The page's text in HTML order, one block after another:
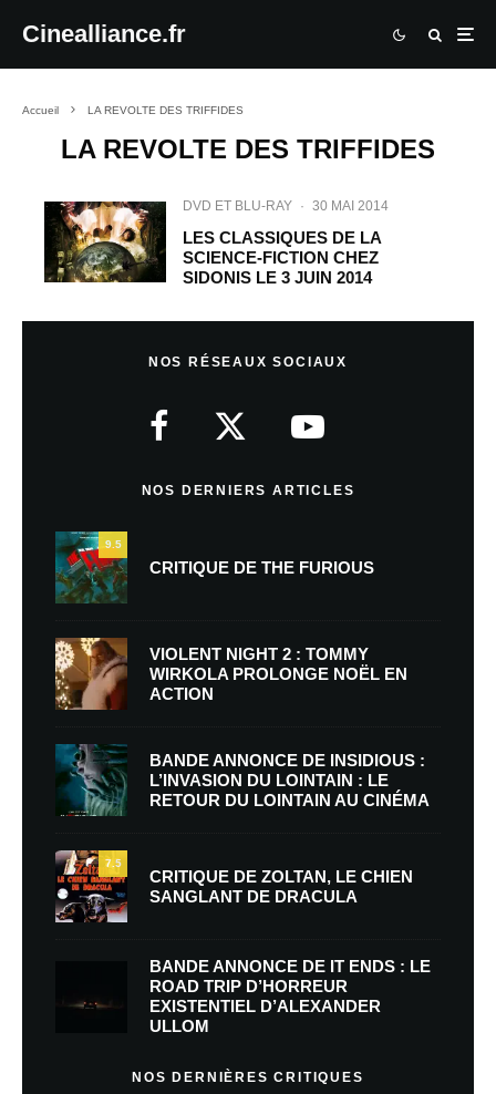
Cinealliance.fr
Accueil LA REVOLTE DES TRIFFIDES
LA REVOLTE DES TRIFFIDES
DVD ET BLU-RAY · 30 MAI 2014
LES CLASSIQUES DE LA
SCIENCE-FICTION CHEZ
SIDONIS LE 3 JUIN 2014
NOS RÉSEAUX SOCIAUX
NOS DERNIERS ARTICLES
9.5
CRITIQUE DE THE FURIOUS
VIOLENT NIGHT 2 : TOMMY
WIRKOLA PROLONGE NOËL EN
ACTION
BANDE ANNONCE DE INSIDIOUS :
L’INVASION DU LOINTAIN : LE
RETOUR DU LOINTAIN AU CINÉMA
7.5
CRITIQUE DE ZOLTAN, LE CHIEN
SANGLANT DE DRACULA
BANDE ANNONCE DE IT ENDS : LE
ROAD TRIP D’HORREUR
EXISTENTIEL D’ALEXANDER
ULLOM
NOS DERNIÈRES CRITIQUES